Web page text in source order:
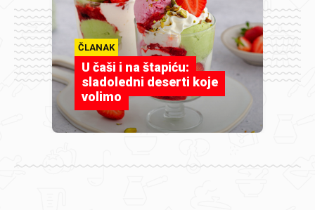
ČLANAK
U čaši i na štapiću:
sladoledni deserti koje
volimo